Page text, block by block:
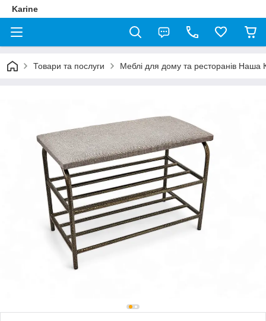
Karine
Товари та послуги Меблі для дому та ресторанів Наша